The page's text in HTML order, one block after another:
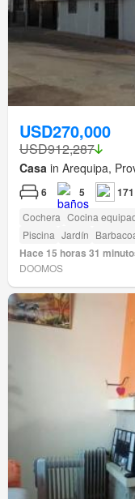
USD270,000
USD912,287
Casa in Arequipa,
6 5
Cochera Cocina
Piscina Jardín
Hace 15 horas 31
DOOMOS